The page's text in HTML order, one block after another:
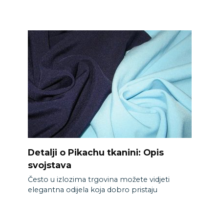
Detalji o Pikachu tkanini: Opis
svojstava
Često u izlozima trgovina možete vidjeti
elegantna odijela koja dobro pristaju